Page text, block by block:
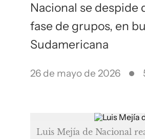
Nacional se despide
fase de grupos, en
Sudamericana
26 de mayo de 2026
Luis Mejía de Nacional